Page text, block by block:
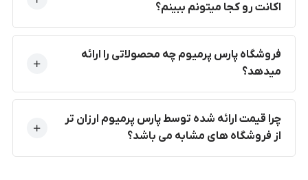
اکانت رو کجا میتونم ببینم؟
فروشگاه پارس پرمیوم چه محصولاتی را ارائه
میدهد؟
چرا قیمت ارائه شده توسط پارس پرمیوم ارزان تر
از فروشگاه های مشابه می باشد؟